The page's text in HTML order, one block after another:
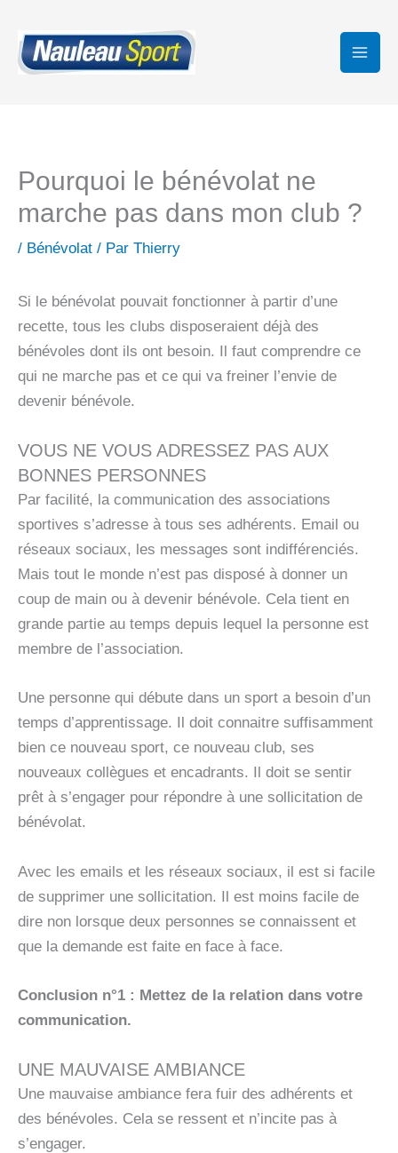
contenu
Pourquoi le bénévolat ne
marche pas dans mon club ?
/ Bénévolat / Par Thierry
Si le bénévolat pouvait fonctionner à partir d’une
recette, tous les clubs disposeraient déjà des
bénévoles dont ils ont besoin. Il faut comprendre ce
qui ne marche pas et ce qui va freiner l’envie de
devenir bénévole.
VOUS NE VOUS ADRESSEZ PAS AUX
BONNES PERSONNES
Par facilité, la communication des associations
sportives s’adresse à tous ses adhérents. Email ou
réseaux sociaux, les messages sont indifférenciés.
Mais tout le monde n’est pas disposé à donner un
coup de main ou à devenir bénévole. Cela tient en
grande partie au temps depuis lequel la personne est
membre de l’association.
Une personne qui débute dans un sport a besoin d’un
temps d’apprentissage. Il doit connaitre suffisamment
bien ce nouveau sport, ce nouveau club, ses
nouveaux collègues et encadrants. Il doit se sentir
prêt à s’engager pour répondre à une sollicitation de
bénévolat.
Avec les emails et les réseaux sociaux, il est si facile
de supprimer une sollicitation. Il est moins facile de
dire non lorsque deux personnes se connaissent et
que la demande est faite en face à face.
Conclusion n°1 : Mettez de la relation dans votre
communication.
UNE MAUVAISE AMBIANCE
Une mauvaise ambiance fera fuir des adhérents et
des bénévoles. Cela se ressent et n’incite pas à
s’engager.